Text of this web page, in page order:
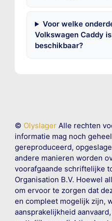
Voor welke
Volkswagen Caddy
beschikbaar?
© OlyslagerAlle rechten
informatie mag noch
gereproduceerd,
andere manieren worden
voorafgaande schriftelijke
Organisation B.V. Hoewel
om ervoor te zorgen dat
en compleet mogelijk zijn,
aansprakelijkheid